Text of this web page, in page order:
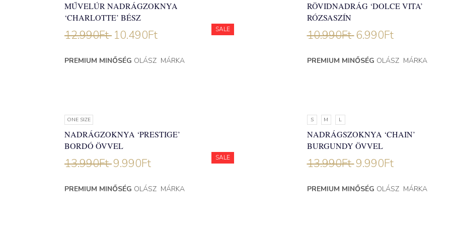
MŰVELÚR NADRÁGZOKNYA
‘CHARLOTTE’ BÉSZ
12.990Ft 10.490Ft
PREMIUM MINŐSÉG OLÁSZ MÁRKA
SALE
RÖVIDNADRÁG ‘DOLCE VITA’
RÓZSASZÍN
10.990Ft 6.990Ft
PREMIUM MINŐSÉG OLÁSZ MÁRKA
ONE SIZE
NADRÁGZOKNYA ‘PRESTIGE’
BORDÓ ÖVVEL
13.990Ft 9.990Ft
PREMIUM MINŐSÉG OLÁSZ MÁRKA
SALE
S M L
NADRÁGSZOKNYA ‘CHAIN’
BURGUNDY ÖVVEL
13.990Ft 9.990Ft
PREMIUM MINŐSÉG OLÁSZ MÁRKA